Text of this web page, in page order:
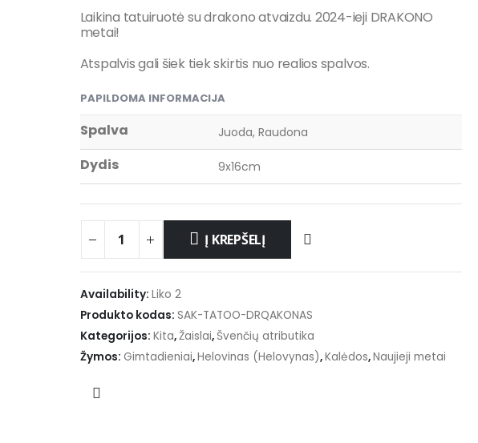
Laikina tatuiruotė su drakono atvaizdu. 2024-ieji DRAKONO
metai!
Atspalvis gali šiek tiek skirtis nuo realios spalvos.
PAPILDOMA INFORMACIJA
Spalva Juoda, Raudona
Dydis 9x16cm
Į KREPŠELĮ
Availability: Liko 2
Produkto kodas: SAK-TATOO-DRQAKONAS
Kategorijos: Kita,Žaislai, Švenčių atributika
Žymos: Gimtadieniai,Helovinas (Helovynas),Kalėdos,Naujieji metai